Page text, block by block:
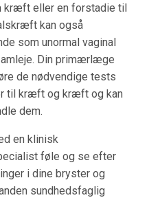
kræft eller en forstadie til
kan også
som unormal vaginal
Din primærlæge
de nødvendige tests
til kræft og kræft og kan
dem.
en klinisk
føle og se efter
i dine bryster og
sundhedsfaglig